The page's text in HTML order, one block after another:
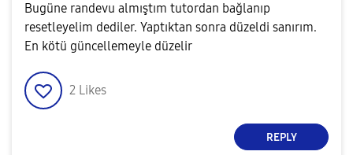
Bugüne randevu almıştım tutordan bağlanıp
resetleyelim dediler. Yaptıktan sonra düzeldi sanırım.
En kötü güncellemeyle düzelir
2 Likes
REPLY